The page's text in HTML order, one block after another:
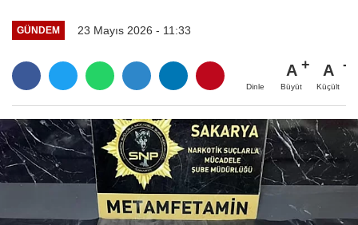
GÜNDEM 23 Mayıs 2026 - 11:33
Dinle
A
Büyüt
A
Küçült